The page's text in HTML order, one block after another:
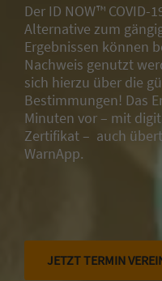
Der ID NOW™ COVID-
Alternative zum
Ergebnissen können
Nachweis genutzt
sich hierzu über die
Bestimmungen! Das
Minuten vor – mit
Zertifikat – auch
WarnApp.
JETZT TERMIN